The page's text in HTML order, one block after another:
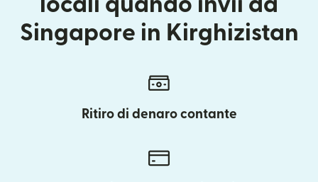
locali quando invii da
Singapore in Kirghizistan
Ritiro di denaro contante